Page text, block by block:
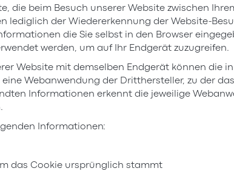
die beim Besuch unserer Website zwischen
lediglich der Wiedererkennung der Website-
die Sie selbst in den Browser
werden, um auf Ihr Endgerät zuzugreifen.
Website mit demselben Endgerät können die
eine Webanwendung der Dritthersteller, zu der
Informationen erkennt die jeweilige
Informationen:
das Cookie ursprünglich stammt